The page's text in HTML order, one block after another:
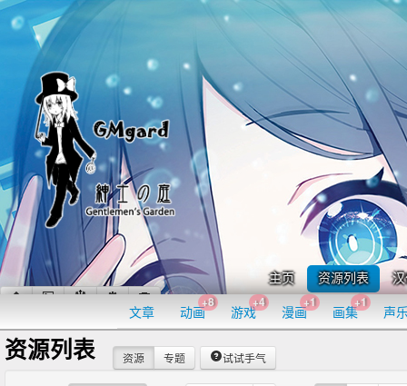
主页 资源列表
文章 动画
+8
游戏
+4
漫画
+1
画集
+1
声
资源列表 资源 专题 试试手气